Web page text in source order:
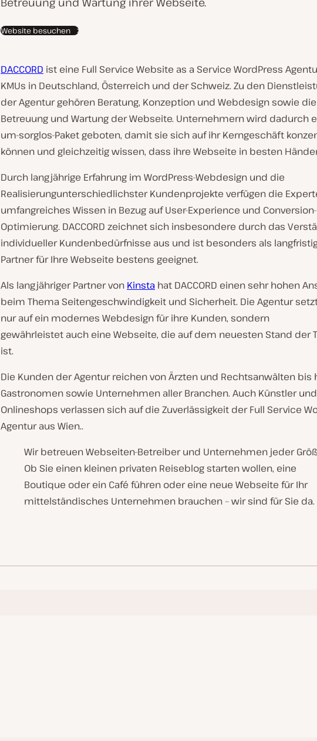
s
u
n
d
e
n
:
Website besuchen
DACCORD ist eine Full Service Website as a Service WordPress
KMUs in Deutschland, Österreich und der Schweiz. Zu den
der Agentur gehören Beratung, Konzeption und Webdesign sowie die
Betreuung und Wartung der Webseite. Unternehmern wird dadurch
um-sorglos-Paket geboten, damit sie sich auf ihr Kerngeschäft
können und gleichzeitig wissen, dass ihre Webseite in besten
Durch langjährige Erfahrung im WordPress-Webdesign und die
Realisierungunterschiedlichster Kundenprojekte verfügen die
umfangreiches Wissen in Bezug auf User-Experience und Conversion-
Optimierung. DACCORD zeichnet sich insbesondere durch das
individueller Kundenbedürfnisse aus und ist besonders als
Partner für Ihre Webseite bestens geeignet.
Als langjähriger Partner von Kinsta hat DACCORD einen sehr hohen
beim Thema Seitengeschwindigkeit und Sicherheit. Die Agentur
nur auf ein modernes Webdesign für ihre Kunden, sondern
gewährleistet auch eine Webseite, die auf dem neuesten Stand der
ist.
Die Kunden der Agentur reichen von Ärzten und Rechtsanwälten bis
Gastronomen sowie Unternehmen aller Branchen. Auch Künstler und
Onlineshops verlassen sich auf die Zuverlässigkeit der Full Service
Agentur aus Wien..
Wir betreuen Webseiten-Betreiber und Unternehmen jeder
Ob Sie einen kleinen privaten Reiseblog starten wollen, eine
Boutique oder ein Café führen oder eine neue Webseite für Ihr
mittelständisches Unternehmen brauchen – wir sind für Sie da.